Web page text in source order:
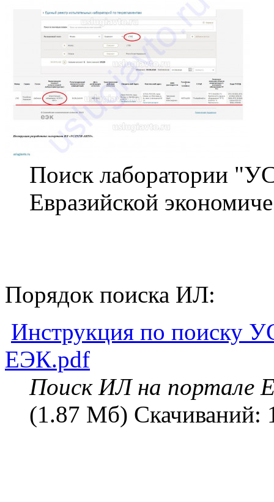
Поиск лаборатории
Евразийской
Порядок поиска ИЛ:
Инструкция по поиску
ЕЭК.pdf
Поиск ИЛ на портале
(1.87 Мб) Скачиваний: